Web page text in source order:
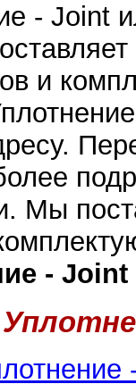
- Joint
и
Мы
-